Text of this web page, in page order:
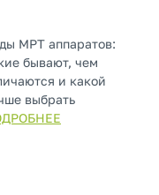
МРТ аппаратов:
бывают, чем
и какой
выбрать